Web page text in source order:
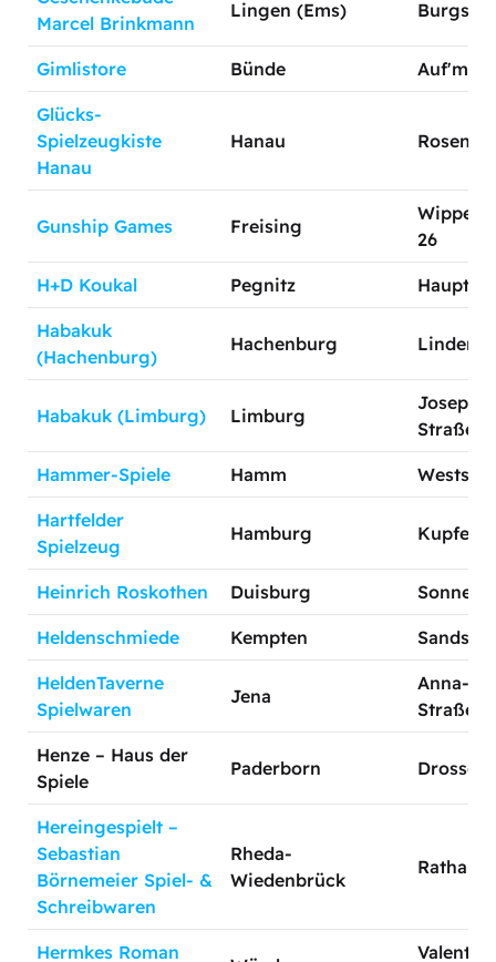
Marcel Brinkmann
Lingen (Ems) Burgstr.
Gimlistore Bünde Auf'm
Glücks-
Spielzeugkiste
Hanau
Hanau
Gunship Games Freising
26
H+D Koukal Pegnitz
Habakuk
(Hachenburg)
Hachenburg
Habakuk (Limburg) Limburg
Joseph-
Straße 1
Hammer-Spiele Hamm Weststr.
Hartfelder
Spielzeug
Hamburg
Heinrich Roskothen Duisburg
Heldenschmiede Kempten
HeldenTaverne
Spielwaren
Jena
Anna-
Straße
Henze – Haus der
Spiele
Paderborn
Hereingespielt –
Sebastian
Börnemeier Spiel- &
Schreibwaren
Rheda-
Wiedenbrück
Hermkes Roman